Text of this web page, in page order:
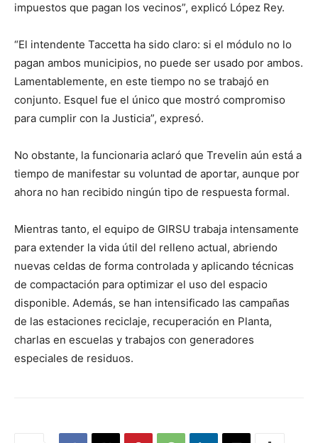
impuestos que pagan los vecinos”, explicó López Rey.
“El intendente Taccetta ha sido claro: si el módulo no lo
pagan ambos municipios, no puede ser usado por ambos.
Lamentablemente, en este tiempo no se trabajó en
conjunto. Esquel fue el único que mostró compromiso
para cumplir con la Justicia”, expresó.
No obstante, la funcionaria aclaró que Trevelin aún está a
tiempo de manifestar su voluntad de aportar, aunque por
ahora no han recibido ningún tipo de respuesta formal.
Mientras tanto, el equipo de GIRSU trabaja intensamente
para extender la vida útil del relleno actual, abriendo
nuevas celdas de forma controlada y aplicando técnicas
de compactación para optimizar el uso del espacio
disponible. Además, se han intensificado las campañas
de las estaciones reciclaje, recuperación en Planta,
charlas en escuelas y trabajos con generadores
especiales de residuos.